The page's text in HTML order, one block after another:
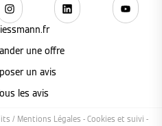
une offre
un avis
les avis
/ Mentions Légales - Cookies et suivi -